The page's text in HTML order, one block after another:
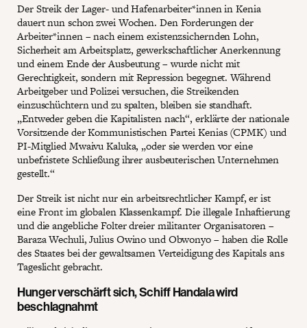
Der Streik der Lager- und Hafenarbeiter*innen in Kenia
dauert nun schon zwei Wochen. Den Forderungen der
Arbeiter*innen – nach einem existenzsichernden Lohn,
Sicherheit am Arbeitsplatz, gewerkschaftlicher Anerkennung
und einem Ende der Ausbeutung – wurde nicht mit
Gerechtigkeit, sondern mit Repression begegnet. Während
Arbeitgeber und Polizei versuchen, die Streikenden
einzuschüchtern und zu spalten, bleiben sie standhaft.
„Entweder geben die Kapitalisten nach“, erklärte der nationale
Vorsitzende der Kommunistischen Partei Kenias (CPMK) und
PI-Mitglied Mwaivu Kaluka, „oder sie werden vor eine
unbefristete Schließung ihrer ausbeuterischen Unternehmen
gestellt.“
Der Streik ist nicht nur ein arbeitsrechtlicher Kampf, er ist
eine Front im globalen Klassenkampf. Die illegale Inhaftierung
und die angebliche Folter dreier militanter Organisatoren –
Baraza Wechuli, Julius Owino und Obwonyo – haben die Rolle
des Staates bei der gewaltsamen Verteidigung des Kapitals ans
Tageslicht gebracht.
Hunger verschärft sich, Schiff Handala wird
beschlagnahmt